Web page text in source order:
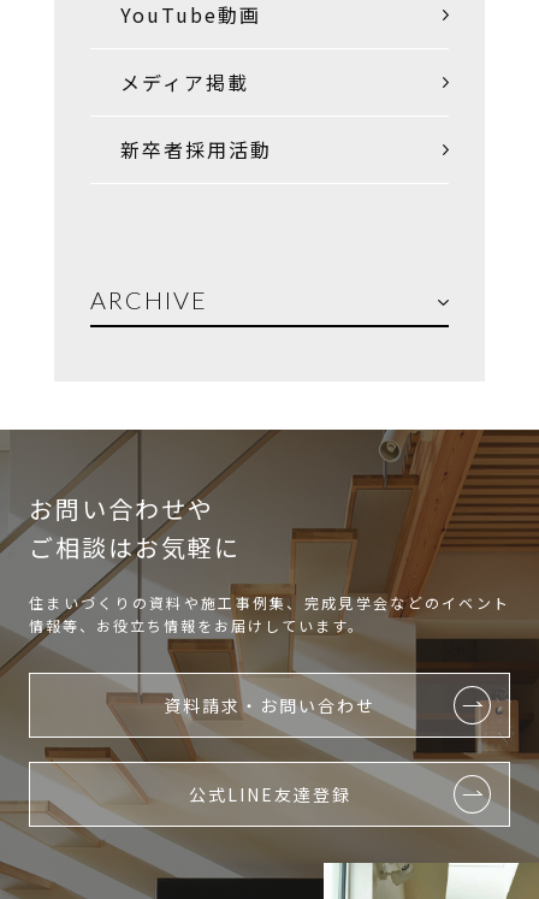
YouTube動画
メディア掲載
新卒者採用活動
ARCHIVE
お問い合わせや
ご相談はお気軽に
住まいづくりの資料や施工事例集、完成見学会などのイベント
情報等、お役立ち情報をお届けしています。
資料請求・お問い合わせ
公式LINE友達登録